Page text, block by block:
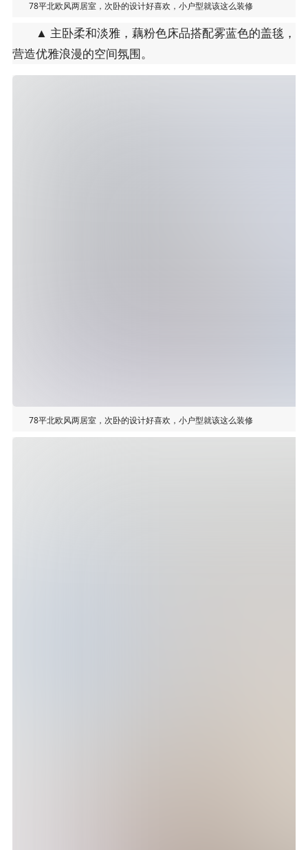
78平北欧风两居室，次卧的设计好喜欢，小户型就该这么装修
▲ 主卧柔和淡雅，藕粉色床品搭配雾蓝色的盖毯，
营造优雅浪漫的空间氛围。
78平北欧风两居室，次卧的设计好喜欢，小户型就该这么装修